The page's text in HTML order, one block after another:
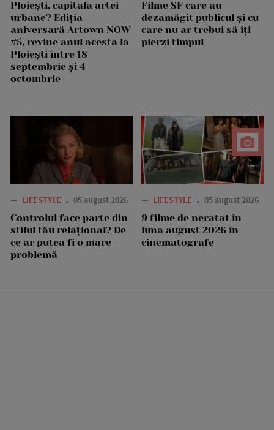
Ploiești, capitala artei
urbane? Ediția
aniversară Artown NOW
#5, revine anul acesta la
Ploiești între 18
septembrie și 4
octombrie
Filme SF care au
dezamăgit publicul și cu
care nu ar trebui să îți
pierzi timpul
— LIFESTYLE 05 august 2026
Controlul face parte din
stilul tău relațional? De
ce ar putea fi o mare
problemă
— LIFESTYLE 05 august 2026
9 filme de neratat în
luna august 2026 în
cinematografe